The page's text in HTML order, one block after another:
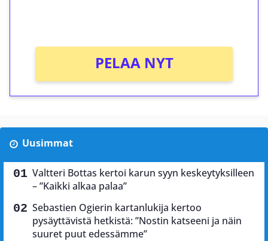
PELAA NYT
Uusimmat
Valtteri Bottas kertoi karun syyn keskeytyksilleen
– ”Kaikki alkaa palaa”
Sebastien Ogierin kartanlukija kertoo
pysäyttävistä hetkistä: ”Nostin katseeni ja näin
suuret puut edessämme”